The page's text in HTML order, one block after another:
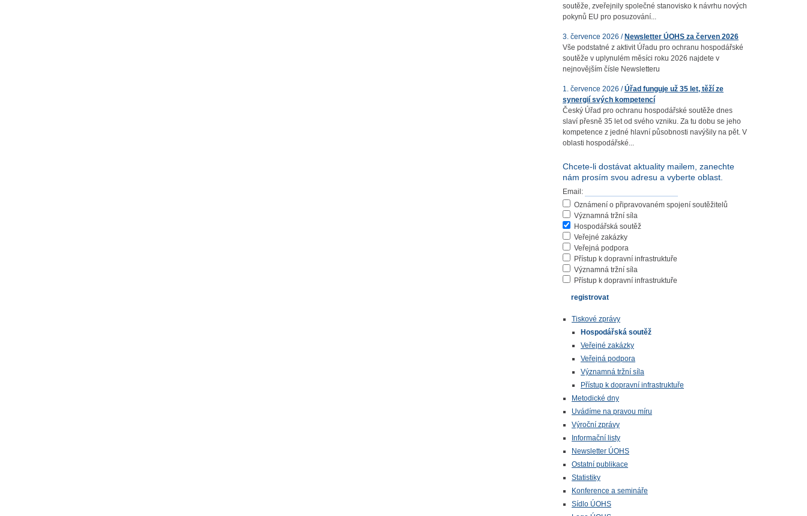
soutěže, zveřejnily společné stanovisko k návrhu nových
pokynů EU pro posuzování...
3. července 2026 / Newsletter ÚOHS za červen 2026
Vše podstatné z aktivit Úřadu pro ochranu hospodářské
soutěže v uplynulém měsíci roku 2026 najdete v
nejnovějším čísle Newsletteru
1. července 2026 /Úřad funguje už 35 let, těží ze
synergií svých kompetencí
Český Úřad pro ochranu hospodářské soutěže dnes
slaví přesně 35 let od svého vzniku. Za tu dobu se jeho
kompetence z jedné hlavní působnosti navýšily na pět. V
oblasti hospodářské...
Chcete-li dostávat aktuality mailem, zanechte
nám prosím svou adresu a vyberte oblast.
Email:
Oznámení o připravovaném spojení soutěžitelů
Významná tržní síla
Hospodářská soutěž
Veřejné zakázky
Veřejná podpora
Přístup k dopravní infrastruktuře
Významná tržní síla
Přístup k dopravní infrastruktuře
Tiskové zprávy
Hospodářská soutěž
Veřejné zakázky
Veřejná podpora
Významná tržní síla
Přístup k dopravní infrastruktuře
Metodické dny
Uvádíme na pravou míru
Výroční zprávy
Informační listy
Newsletter ÚOHS
Ostatní publikace
Statistiky
Konference a semináře
Sídlo ÚOHS